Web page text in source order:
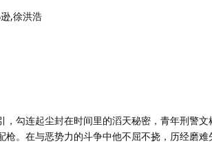
,徐洪浩
，勾连起尘封在时间里的滔天秘密，青年刑警
枪。在与恶势力的斗争中他不屈不挠，历经磨